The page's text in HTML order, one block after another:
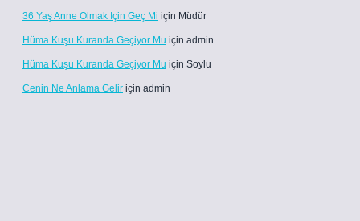
36 Yaş Anne Olmak Için Geç Mi için Müdür
Hüma Kuşu Kuranda Geçiyor Mu için admin
Hüma Kuşu Kuranda Geçiyor Mu için Soylu
Cenin Ne Anlama Gelir için admin